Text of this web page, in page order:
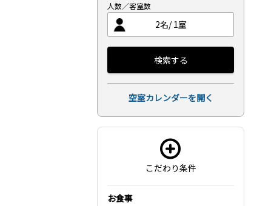
人数／客室数
2名/1室
検索する
空室カレンダーを開く
こだわり条件
お食事